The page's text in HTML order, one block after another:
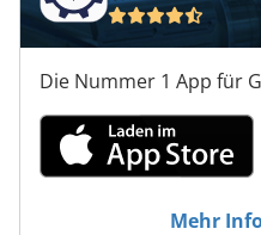
Die Nummer 1 App für
Mehr